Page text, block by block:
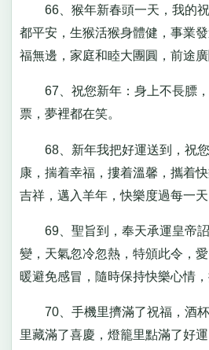
66、猴年新春頭一天，我的祝
都平安，生猴活猴身體健，事業
福無邊，家庭和睦大團圓，前途
67、祝您新年：身上不長膘，
票，夢裡都在笑。
68、新年我把好運送到，祝您
康，揣着幸福，摟着溫馨，攜着
吉祥，邁入羊年，快樂度過每一
69、聖旨到，奉天承運皇帝詔
變，天氣忽冷忽熱，特頒此令，
暖避免感冒，隨時保持快樂心情，
70、手機里擠滿了祝福，酒杯
里藏滿了喜慶，燈籠里點滿了好